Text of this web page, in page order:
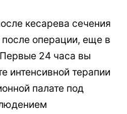
кесарева сечения
после операции, еще в
24 часа вы
интенсивной терапии
палате под